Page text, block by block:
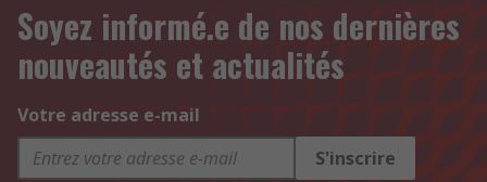
Soyez informé.e de nos dernières
nouveautés et actualités
Votre adresse e-mail
S'inscrire